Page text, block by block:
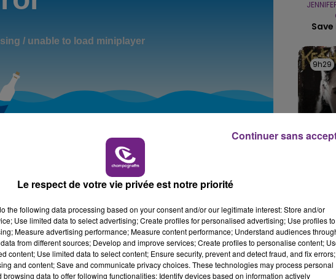
LA RADIO POP LE
9h29
9h29
A
Le respect de votre vie privée est notre priorité
the following data processing based on your consent and/or our legitimate interest: Store and/or
Use limited data to select advertising; Create profiles for personalised advertising; Use profiles to
Measure advertising performance; Measure content performance; Understand audiences
from different sources; Develop and improve services; Create profiles to personalise content;
content; Use limited data to select content; Ensure security, prevent and detect fraud, and fix errors;
and content; Save and communicate privacy choices. These technologies may process personal
browsing data to offer following functionalities: Identify devices based on information actively
Continuer sans